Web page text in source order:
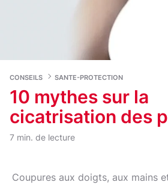
CONSEILS SANTE-PROTECTION
10 mythes sur la
cicatrisation des
7 min. de lecture
Coupures aux doigts, aux mains